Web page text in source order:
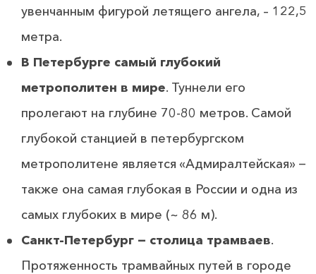
увенчанным фигурой летящего ангела, – 122,5
метра.
В Петербурге самый глубокий
метрополитен в мире. Туннели его
пролегают на глубине 70-80 метров. Самой
глубокой станцией в петербургском
метрополитене является «Адмиралтейская» −
также она самая глубокая в России и одна из
самых глубоких в мире (~ 86 м).
Санкт-Петербург − столица трамваев.
Протяженность трамвайных путей в городе